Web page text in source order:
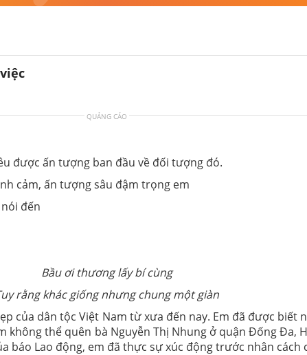
QUẢNG CÁO
được ấn tượng ban đầu về đối tượng đó.
cảm, ấn tượng sâu đậm trọng em
đến
Bầu ơi thương lấy bí cùng
rằng khác giống nhưng chung một giàn
của dân tộc Việt Nam từ xưa đến nay. Em đã được biết
thể quên bà Nguyễn Thị Nhung ở quận Đống Đa,
Lao động, em đã thực sự xúc động trước nhân cách